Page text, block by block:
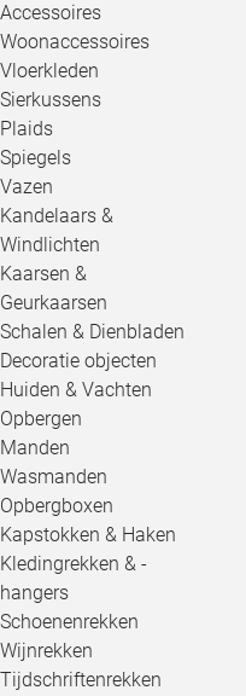
Accessoires
Woonaccessoires
Vloerkleden
Sierkussens
Plaids
Spiegels
Vazen
Kandelaars &
Windlichten
Kaarsen &
Geurkaarsen
Schalen & Dienbladen
Decoratie objecten
Huiden & Vachten
Opbergen
Manden
Wasmanden
Opbergboxen
Kapstokken & Haken
Kledingrekken & -
hangers
Schoenenrekken
Wijnrekken
Tijdschriftenrekken